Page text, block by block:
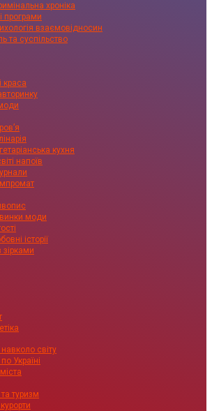
хроніка
програми
взаємовідносин
та суспільство
краса
кухня
напоїв
моди
історії
зірками
світу
Україні
туризм